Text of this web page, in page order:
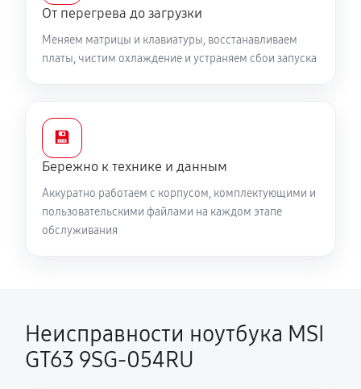
От перегрева до загрузки
Меняем матрицы и клавиатуры, восстанавливаем
платы, чистим охлаждение и устраняем сбои запуска
💾
Бережно к технике и данным
Аккуратно работаем с корпусом, комплектующими и
пользовательскими файлами на каждом этапе
обслуживания
Неисправности ноутбука MSI
GT63 9SG-054RU